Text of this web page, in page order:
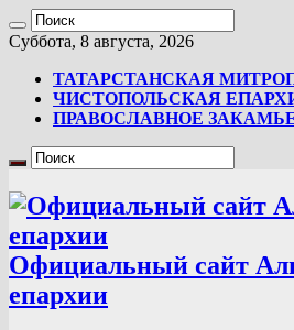
Суббота, 8 августа, 2026
ТАТАРСТАНСКАЯ
ЧИСТОПОЛЬСКАЯ
ПРАВОСЛАВНОЕ
Официальный сайт
епархии